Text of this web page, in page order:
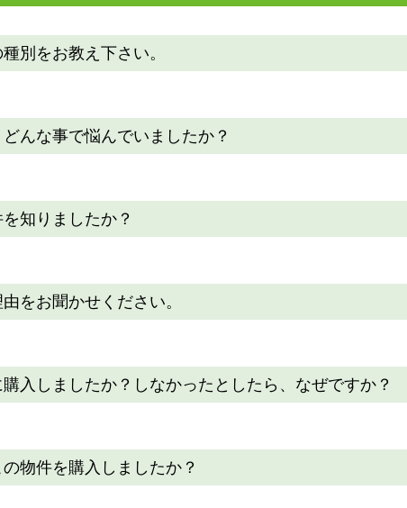
別をお教え下さい。
んな事で悩んでいましたか？
知りましたか？
をお聞かせください。
入しましたか？しなかったとしたら、なぜですか？
物件を購入しましたか？